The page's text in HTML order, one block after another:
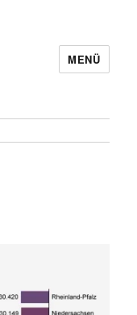
MENÜ